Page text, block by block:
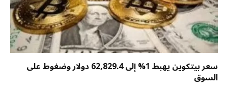
سعر بيتكوين يهبط 1% إلى 62,829.4 دولار وضغوط على
السوق